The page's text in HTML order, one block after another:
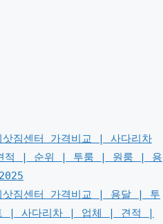
짐센터 가격비교 | 사다리차
적 | 순위 | 투룸 | 원룸 | 용
삿짐센터 가격비교 | 용달 | 투
| 사다리차 | 업체 | 견적 |